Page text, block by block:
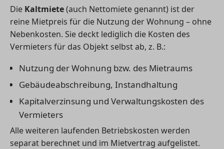
Die Kaltmiete(auch Nettomiete genannt) ist der
reine Mietpreis für die Nutzung der Wohnung – ohne
Nebenkosten. Sie deckt lediglich die Kosten des
Vermieters für das Objekt selbst ab, z. B.:
Nutzung der Wohnung bzw. des Mietraums
Gebäudeabschreibung, Instandhaltung
Kapitalverzinsung und Verwaltungskosten des
Vermieters
Alle weiteren laufenden Betriebskosten werden
separat berechnet und im Mietvertrag aufgelistet.